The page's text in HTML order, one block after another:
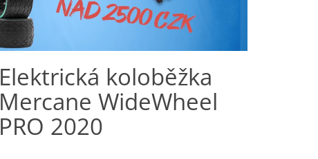
Elektrická koloběžka
Mercane WideWheel
PRO 2020